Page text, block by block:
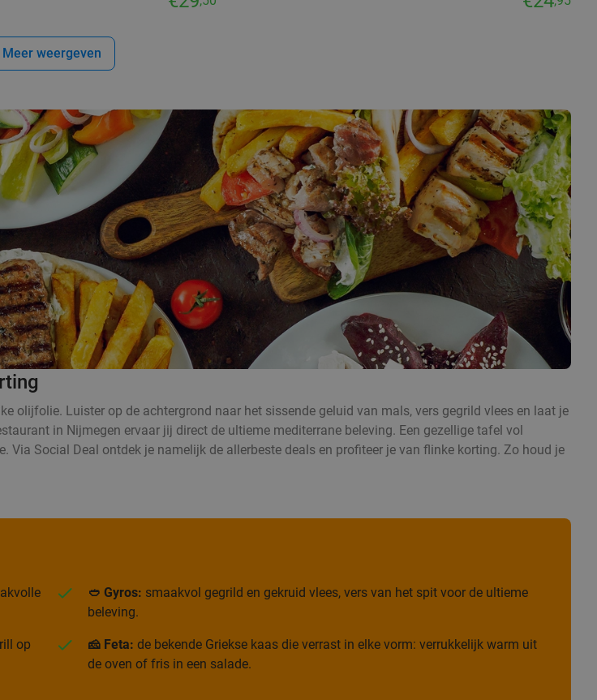
Meer weergeven
olijfolie. Luister op de achtergrond naar het sissende geluid van mals, vers gegrild vlees en laat je
in Nijmegen ervaar jij direct de ultieme mediterrane beleving. Een gezellige tafel vol
Social Deal ontdek je namelijk de allerbeste deals en profiteer je van flinke korting. Zo houd je
op
🥙 Gyros: smaakvol gegrild en gekruid vlees, vers van het spit voor de ultieme
beleving.
🧀 Feta: de bekende Griekse kaas die verrast in elke vorm: verrukkelijk warm uit
de oven of fris in een salade.